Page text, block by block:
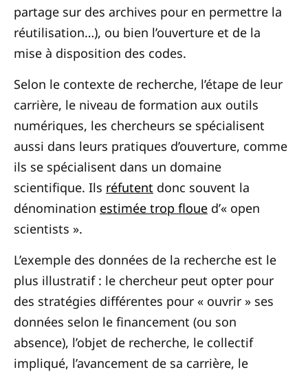
partage sur des archives pour en permettre la
réutilisation…), ou bien l’ouverture et de la
mise à disposition des codes.
Selon le contexte de recherche, l’étape de leur
carrière, le niveau de formation aux outils
numériques, les chercheurs se spécialisent
aussi dans leurs pratiques d’ouverture, comme
ils se spécialisent dans un domaine
scientifique. Ils réfutent donc souvent la
dénomination estimée trop floue d’« open
scientists ».
L’exemple des données de la recherche est le
plus illustratif : le chercheur peut opter pour
des stratégies différentes pour « ouvrir » ses
données selon le financement (ou son
absence), l’objet de recherche, le collectif
impliqué, l’avancement de sa carrière, le